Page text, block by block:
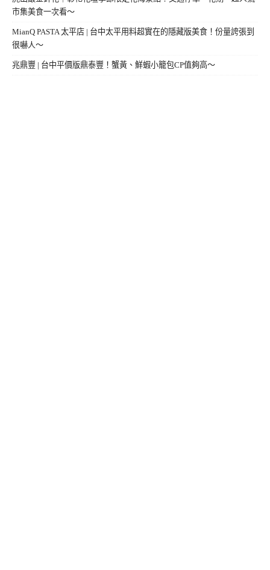
市集美食一次看～
MianQ PASTA 太平店 | 台中太平用料超實在的隱藏版美食！份量誇張到
很嚇人～
兆鼎豐 | 台中平價版鼎泰豐！蟹黃、鮮蝦小籠包CP值夠高～